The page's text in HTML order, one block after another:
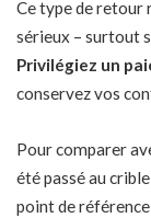
Ce type de retour
sérieux – surtout
Privilégiez un
conservez vos
Pour comparer
été passé au
point de